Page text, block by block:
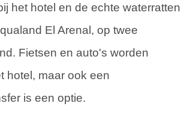
het hotel en de echte waterratten
El Arenal, op twee
Fietsen en auto's worden
hotel, maar ook een
is een optie.